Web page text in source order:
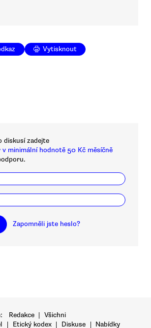
Vytisknout
diskusí zadejte
v minimální hodnotě 50 Kč měsíčně
Zapomněli jste heslo?
Redakce | Všichni
| Etický kodex | Diskuse | Nabídky